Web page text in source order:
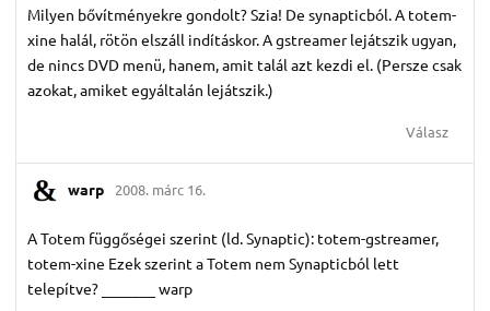
Milyen bővítményekre gondolt? Szia! De synapticból. A totem-
xine halál, rötön elszáll indításkor. A gstreamer lejátszik ugyan,
de nincs DVD menü, hanem, amit talál azt kezdi el. (Persze csak
azokat, amiket egyáltalán lejátszik.)
Válasz
warp 2008. márc 16.
A Totem függőségei szerint (ld. Synaptic): totem-gstreamer,
totem-xine Ezek szerint a Totem nem Synapticból lett
telepítve? _______ warp